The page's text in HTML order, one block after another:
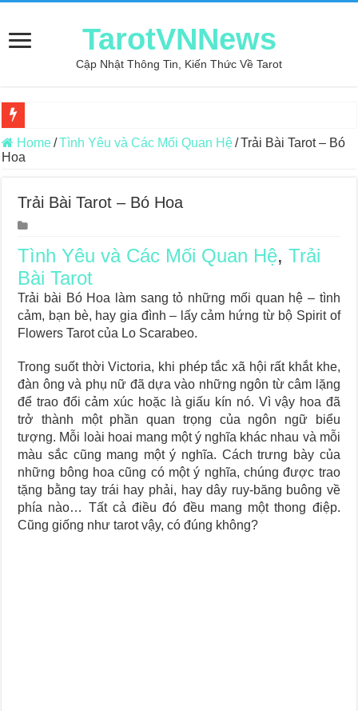
TarotVNNews
Cập Nhật Thông Tin, Kiến Thức Về Tarot
Review may áo thun tại xưởng may Dony
Konxari Cards – Trải Nghiệm Kết Nối Với Thế Giới Tâm Linh
Querent Tìm Đến Nhiều Tarot Reader Nhưng Không Thấy Thỏa
Journey Of Love Oracle – Lá Số 70: Heaven
Journey Of Love Oracle – Lá Số 69: Contemplation
Journey Of Love Oracle – Lá Số 68: Drop Into Your Heart
Journey Of Love Oracle – Lá Số 67: The Swan
Journey Of Love Oracle – Lá Số 66: Coming Together
Journey Of Love Oracle – Lá Số 65: The Breaking
Home/Tình Yêu và Các Mối Quan Hệ/Trải Bài Tarot – Bó
Hoa
Trải Bài Tarot – Bó Hoa
Tình Yêu và Các Mối Quan Hệ,Trải
Bài Tarot
Trải bài Bó Hoa làm sang tỏ những mối quan hệ – tình
cảm, bạn bè, hay gia đình – lấy cảm hứng từ bộ Spirit of
Flowers Tarot của Lo Scarabeo.
Trong suốt thời Victoria, khi phép tắc xã hội rất khắt khe,
đàn ông và phụ nữ đã dựa vào những ngôn từ câm lặng
để trao đổi cảm xúc hoặc là giấu kín nó. Vì vậy hoa đã
trở thành một phần quan trọng của ngôn ngữ biểu
tượng. Mỗi loài hoai mang một ý nghĩa khác nhau và mỗi
màu sắc cũng mang một ý nghĩa. Cách trưng bày của
những bông hoa cũng có một ý nghĩa, chúng được trao
tặng bằng tay trái hay phải, hay dây ruy-băng buông về
phía nào… Tất cả điều đó đều mang một thong điệp.
Cũng giống như tarot vậy, có đúng không?